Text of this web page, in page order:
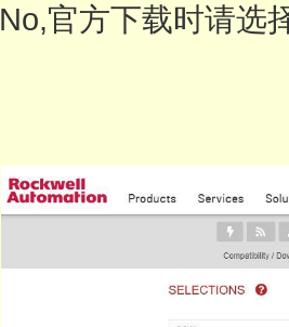
No,官方下载时请选